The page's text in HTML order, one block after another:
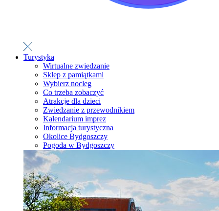
Turystyka
Wirtualne zwiedzanie
Sklep z pamiątkami
Wybierz nocleg
Co trzeba zobaczyć
Atrakcje dla dzieci
Zwiedzanie z przewodnikiem
Kalendarium imprez
Informacja turystyczna
Okolice Bydgoszczy
Pogoda w Bydgoszczy